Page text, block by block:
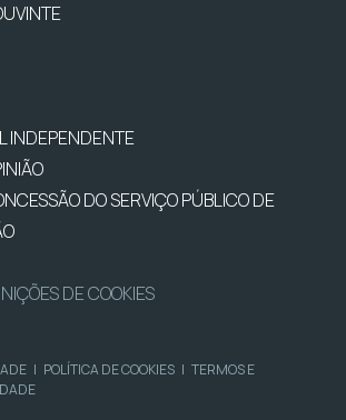
INDEPENDENTE
DO SERVIÇO PÚBLICO DE
DE COOKIES
| POLÍTICA DE COOKIES | TERMOS E